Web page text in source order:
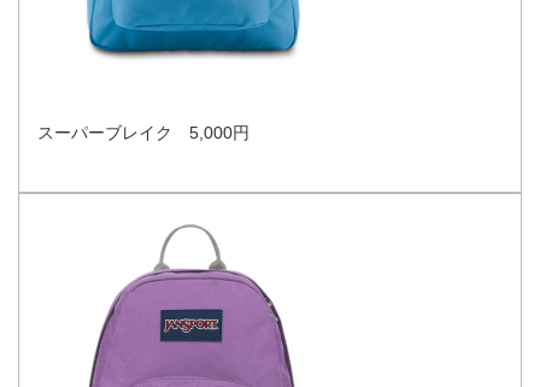
スーパーブレイク 5,000円